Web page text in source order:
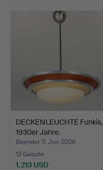
DECKENLEUCHTE Funkis,
1930er Jahre.
Beendet 11. Jun 2026
12 Gebote
1.213 USD